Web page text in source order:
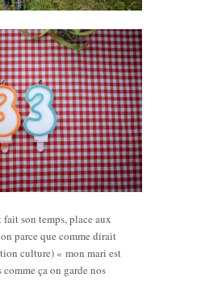
son temps, place aux
parce que comme dirait
culture) « mon mari est
ça on garde nos